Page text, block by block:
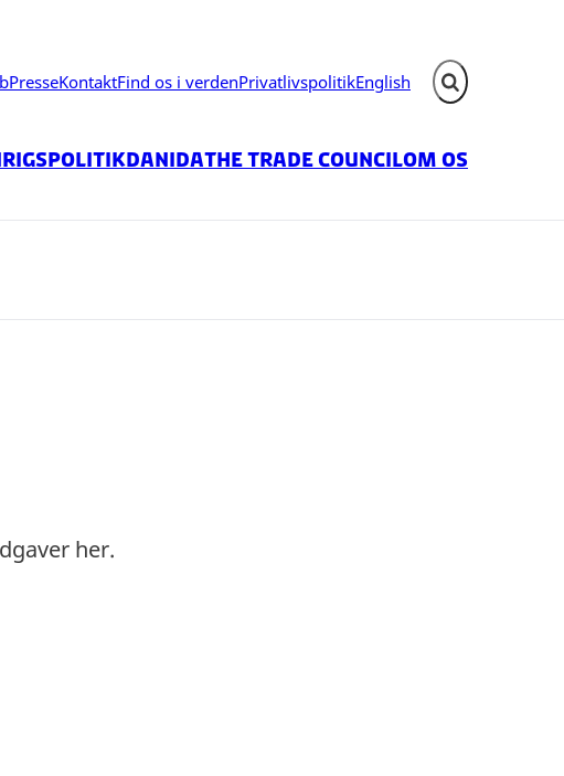
PresseKontaktFind os i verdenPrivatlivspolitikEnglish Fold søgefelt ud
DanidaThe Trade CouncilOm os
her.